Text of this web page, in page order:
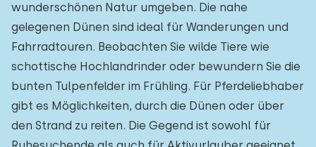
wunderschönen Natur umgeben. Die nahe
gelegenen Dünen sind ideal für Wanderungen und
Fahrradtouren. Beobachten Sie wilde Tiere wie
schottische Hochlandrinder oder bewundern Sie die
bunten Tulpenfelder im Frühling. Für Pferdeliebhaber
gibt es Möglichkeiten, durch die Dünen oder über
den Strand zu reiten. Die Gegend ist sowohl für